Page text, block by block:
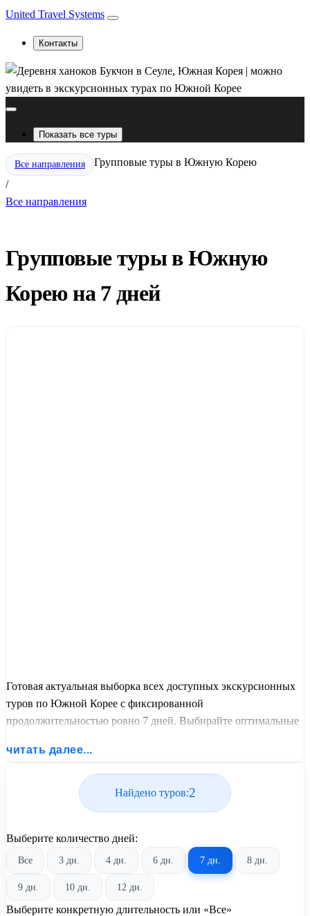
United Travel Systems
Контакты
Показать все туры
Все направления
/
Групповые туры в Южную Корею
Все направления
Групповые туры в Южную
Корею на 7 дней
Готовая актуальная выборка всех доступных экскурсионных
туров по Южной Корее с фиксированной
продолжительностью ровно 7 дней. Выбирайте оптимальные
бронируйте экскурсионный отдых по лучшим ценам.
читать далее...
Найдено туров:2
Выберите количество дней:
Все 3 дн. 4 дн. 6 дн. 7 дн. 8 дн.
9 дн. 10 дн. 12 дн.
Выберите конкретную длительность или «Все»